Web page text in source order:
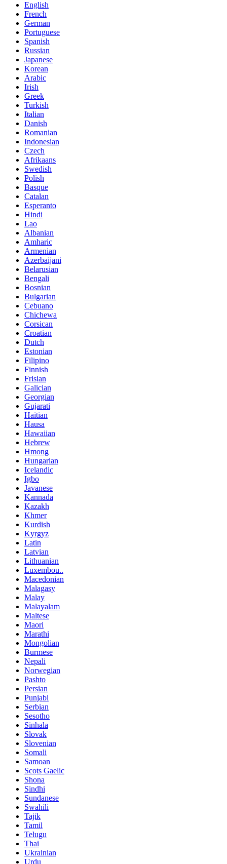
English
French
German
Portuguese
Spanish
Russian
Japanese
Korean
Arabic
Irish
Greek
Turkish
Italian
Danish
Romanian
Indonesian
Czech
Afrikaans
Swedish
Polish
Basque
Catalan
Esperanto
Hindi
Lao
Albanian
Amharic
Armenian
Azerbaijani
Belarusian
Bengali
Bosnian
Bulgarian
Cebuano
Chichewa
Corsican
Croatian
Dutch
Estonian
Filipino
Finnish
Frisian
Galician
Georgian
Gujarati
Haitian
Hausa
Hawaiian
Hebrew
Hmong
Hungarian
Icelandic
Igbo
Javanese
Kannada
Kazakh
Khmer
Kurdish
Kyrgyz
Latin
Latvian
Lithuanian
Luxembou..
Macedonian
Malagasy
Malay
Malayalam
Maltese
Maori
Marathi
Mongolian
Burmese
Nepali
Norwegian
Pashto
Persian
Punjabi
Serbian
Sesotho
Sinhala
Slovak
Slovenian
Somali
Samoan
Scots Gaelic
Shona
Sindhi
Sundanese
Swahili
Tajik
Tamil
Telugu
Thai
Ukrainian
Urdu